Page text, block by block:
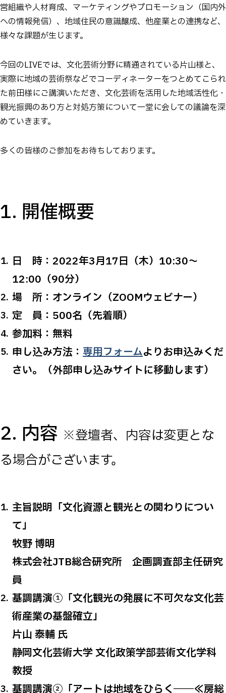
営組織や人材育成、マーケティングやプロモーション（国内外
への情報発信）、地域住民の意識醸成、他産業との連携など、
様々な課題が生じます。
今回のLIVEでは、文化芸術分野に精通されている片山様と、
実際に地域の芸術祭などでコーディネーターをつとめてこられ
た前田様にご講演いただき、文化芸術を活用した地域活性化・
観光振興のあり方と対処方策について一堂に会しての議論を深
めていきます。
多くの皆様のご参加をお待ちしております。
1. 開催概要
日 時：2022年3月17日（木）10:30～
12:00（90分）
場 所：オンライン（ZOOMウェビナー）
定 員：500名（先着順）
参加料：無料
申し込み方法： 専用フォームよりお申込みくだ
さい。（外部申し込みサイトに移動します）
2. 内容 ※登壇者、内容は変更とな
る場合がございます。
主旨説明「文化資源と観光との関わりについ
て」
牧野 博明
株式会社JTB総合研究所 企画調査部主任研究
員
基調講演①「文化観光の発展に不可欠な文化芸
術産業の基盤確立」
片山 泰輔 氏
静岡文化芸術大学 文化政策学部芸術文化学科
教授
基調講演②「アートは地域をひらく――≪房総